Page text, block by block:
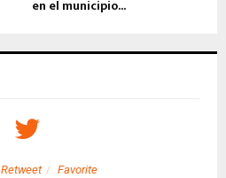
en el municipio...
Retweet Favorite